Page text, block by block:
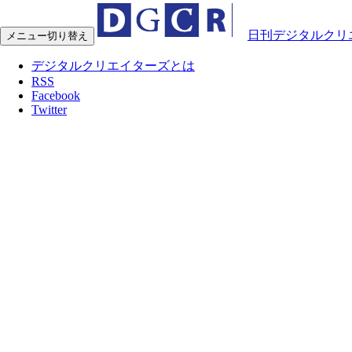
メニュー切り替え 日刊デジタルク
デジタルクリエイターズとは
RSS
Facebook
Twitter